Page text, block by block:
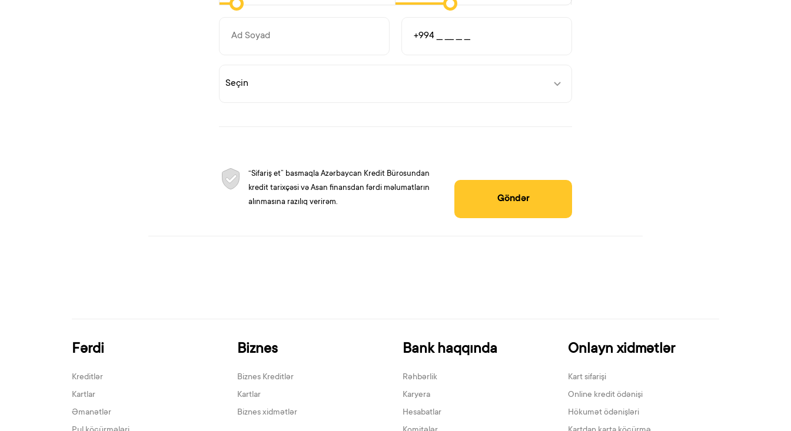
“Sifariş et” basmaqla Azərbaycan Kredit Bürosundan
kredit tarixçəsi və Asan finansdan fərdi məlumatların
alınmasına razılıq verirəm.
Göndər
Fərdi
Kreditlər
Kartlar
Əmanətlər
Biznes
Biznes Kreditlər
Kartlar
Biznes xidmətlər
Bank haqqında
Rəhbərlik
Karyera
Hesabatlar
Onlayn xidmətlər
Kart sifarişi
Online kredit ödənişi
Hökumət ödənişləri